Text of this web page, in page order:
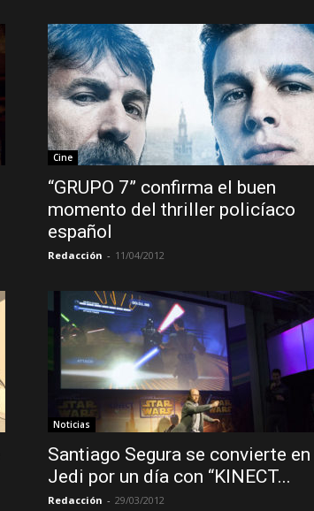
Cine
“GRUPO 7” confirma el buen
momento del thriller policíaco
español
Redacción - 11/04/2012
Noticias
Santiago Segura se convierte en
Jedi por un día con “KINECT...
Redacción - 29/03/2012